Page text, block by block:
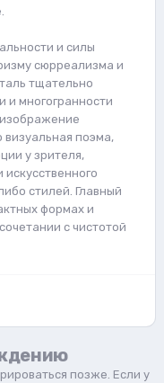
и силы
сюрреализма и
тщательно
и многогранности
поэма,
у зрителя,
стилей. Главный
формах и
с чистотой
позже. Если у